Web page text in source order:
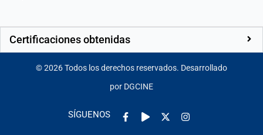
Certificaciones obtenidas
©2026Todos los derechos reservados. Desarrollado
por DGCINE
SÍGUENOS
Facebook-
f
Play Instagram